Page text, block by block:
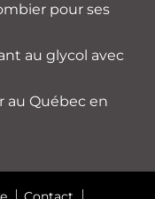
pour ses
au glycol avec
au Québec en